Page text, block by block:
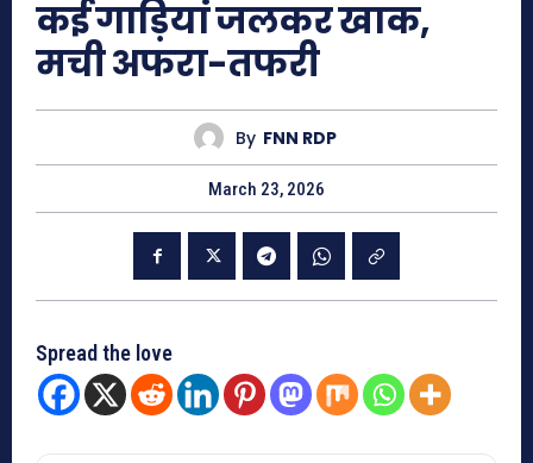
कई गाड़ियां जलकर खाक,
मची अफरा-तफरी
By FNN RDP
March 23, 2026
Spread the love